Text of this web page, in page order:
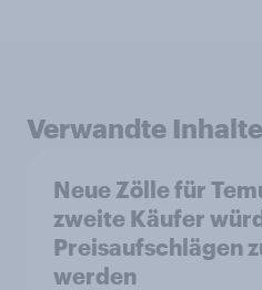
Verwandte Inhalte
Neue Zölle für
zweite Käufer
Preisaufschlägen zurückhaltender
werden